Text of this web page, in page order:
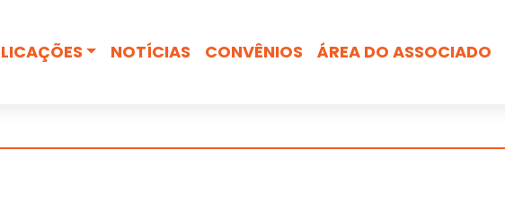
NOTÍCIAS CONVÊNIOS ÁREA DO ASSOCIADO
Busca